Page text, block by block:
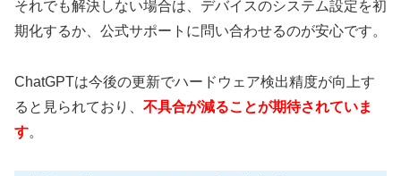
それでも解決しない場合は、デバイスのシステム設定を初
期化するか、公式サポートに問い合わせるのが安心です。
ChatGPTは今後の更新でハードウェア検出精度が向上す
ると見られており、 不具合が減ることが期待されていま
す。